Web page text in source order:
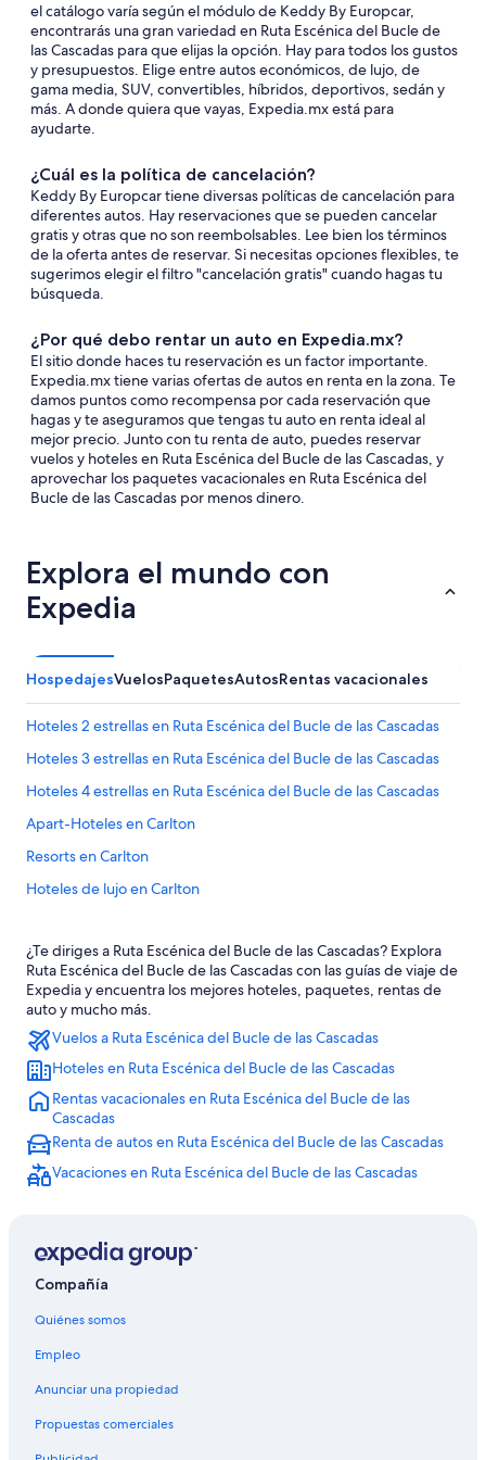
el catálogo varía según el módulo de Keddy By Europcar,
encontrarás una gran variedad en Ruta Escénica del Bucle de
las Cascadas para que elijas la opción. Hay para todos los gustos
y presupuestos. Elige entre autos económicos, de lujo, de
gama media, SUV, convertibles, híbridos, deportivos, sedán y
más. A donde quiera que vayas, Expedia.mx está para
ayudarte.
¿Cuál es la política de cancelación?
Keddy By Europcar tiene diversas políticas de cancelación para
diferentes autos. Hay reservaciones que se pueden cancelar
gratis y otras que no son reembolsables. Lee bien los términos
de la oferta antes de reservar. Si necesitas opciones flexibles, te
sugerimos elegir el filtro "cancelación gratis" cuando hagas tu
búsqueda.
¿Por qué debo rentar un auto en Expedia.mx?
El sitio donde haces tu reservación es un factor importante.
Expedia.mx tiene varias ofertas de autos en renta en la zona. Te
damos puntos como recompensa por cada reservación que
hagas y te aseguramos que tengas tu auto en renta ideal al
mejor precio. Junto con tu renta de auto, puedes reservar
vuelos y hoteles en Ruta Escénica del Bucle de las Cascadas, y
aprovechar los paquetes vacacionales en Ruta Escénica del
Bucle de las Cascadas por menos dinero.
Explora el mundo con
Expedia
HospedajesVuelosPaquetesAutosRentas vacacionales
Hoteles 2 estrellas en Ruta Escénica del Bucle de las Cascadas
Hoteles 3 estrellas en Ruta Escénica del Bucle de las Cascadas
Hoteles 4 estrellas en Ruta Escénica del Bucle de las Cascadas
Apart-Hoteles en Carlton
Resorts en Carlton
Hoteles de lujo en Carlton
Hoteles en Carlton
Hoteles en Conconully
Hoteles en Condado de Okanogan
Hoteles cerca de Lago Leader
Hoteles cerca de Lake Chelan National Recreation Area
Hoteles en Malott
Cabañas en Mazama
Hoteles de lujo en Mazama
Hoteles familiares en Mazama
Hoteles románticos en Mazama
Hoteles baratos en Mazama
¿Te diriges a Ruta Escénica del Bucle de las Cascadas? Explora
Ruta Escénica del Bucle de las Cascadas con las guías de viaje de
Expedia y encuentra los mejores hoteles, paquetes, rentas de
auto y mucho más.
Vuelos a Ruta Escénica del Bucle de las Cascadas
Hoteles en Ruta Escénica del Bucle de las Cascadas
Rentas vacacionales en Ruta Escénica del Bucle de las
Cascadas
Renta de autos en Ruta Escénica del Bucle de las Cascadas
Vacaciones en Ruta Escénica del Bucle de las Cascadas
Compañía
Quiénes somos
Empleo
Anunciar una propiedad
Propuestas comerciales